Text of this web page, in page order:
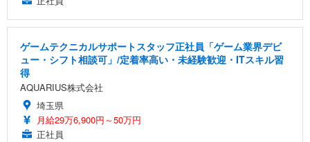
ゲームテクニカルサポートスタッフ正社員「ゲーム業界デビ
ュー・シフト相談可」/定着率高い・未経験歓迎・ITスキル習
得
AQUARIUS株式会社
埼玉県
月給29万6,900円～50万円
正社員